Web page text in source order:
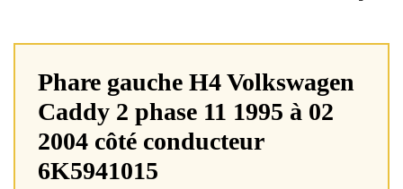
Phare gauche H4 Volkswagen
Caddy 2 phase 11 1995 à 02
2004 côté conducteur
6K5941015